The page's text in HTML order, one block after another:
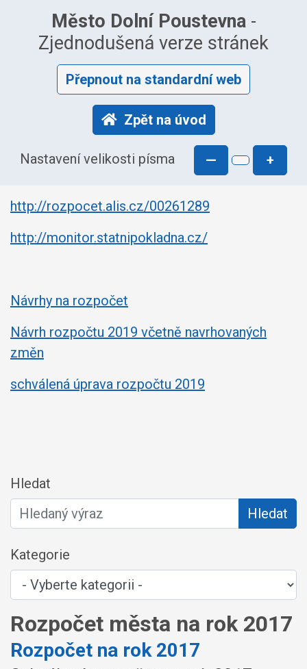
Město Dolní Poustevna-
Zjednodušená verze stránek
Přepnout na standardní web
Zpět na úvod
Nastavení velikosti písma — +
http://rozpocet.alis.cz/00261289
http://monitor.statnipokladna.cz/
Návrhy na rozpočet
Návrh rozpočtu 2019 včetně navrhovaných
změn
schválená úprava rozpočtu 2019
Hledat
Hledat
Kategorie
Rozpočet města na rok 2017
Rozpočet na rok 2017